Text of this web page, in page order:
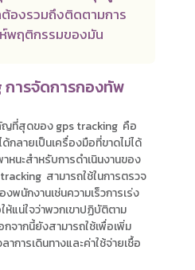
องรวมถึงติดตามการ
ห์พฤติกรรมของมัน
การจัดการกองทัพ
ญที่สุดของ gps tracking คือ
กลายเป็นเครื่องมือที่ขาดไม่ได้
นะสำหรับการดำเนินงานของ
สามารถใช้ในการตรวจ
นักงานเช่นความเร็วการเร่ง
ห้แน่ใจว่าพวกเขาปฏิบัติตาม
จากนี้ยังสามารถใช้เพื่อเพิ่ม
การเดินทางและค่าใช้จ่ายเชื้อ